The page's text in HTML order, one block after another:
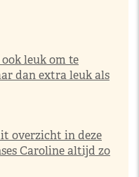
leuk om te
dan extra leuk als
overzicht in deze
Caroline altijd zo